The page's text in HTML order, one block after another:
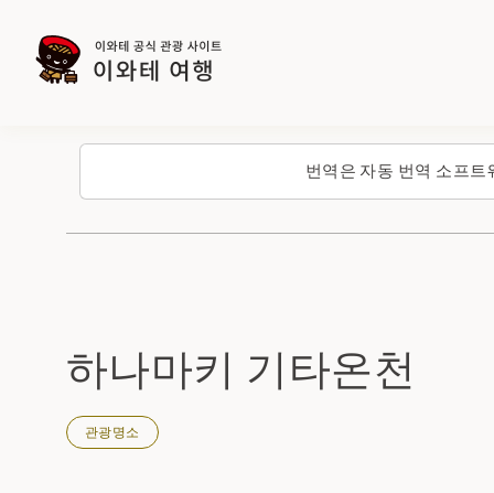
번역은 자동 번역 소프
하나마키 기타온천
관광명소